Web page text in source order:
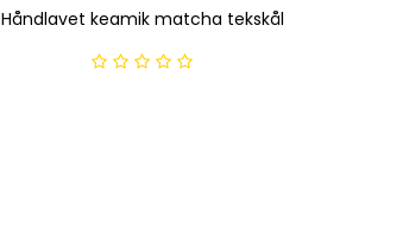
Håndlavet keamik matcha tekskål